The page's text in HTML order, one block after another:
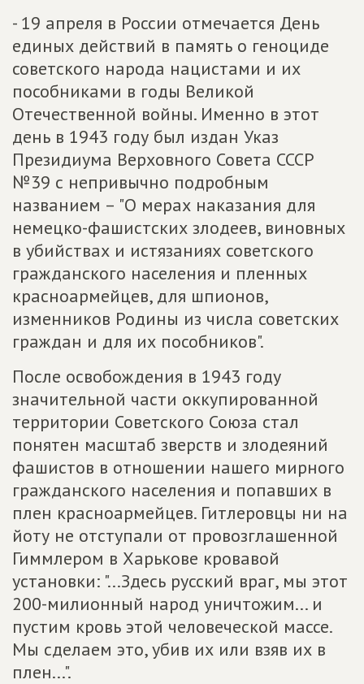
- 19 апреля в России отмечается День
единых действий в память о геноциде
советского народа нацистами и их
пособниками в годы Великой
Отечественной войны. Именно в этот
день в 1943 году был издан Указ
Президиума Верховного Совета СССР
№39 с непривычно подробным
названием – "О мерах наказания для
немецко-фашистских злодеев, виновных
в убийствах и истязаниях советского
гражданского населения и пленных
красноармейцев, для шпионов,
изменников Родины из числа советских
граждан и для их пособников".
После освобождения в 1943 году
значительной части оккупированной
территории Советского Союза стал
понятен масштаб зверств и злодеяний
фашистов в отношении нашего мирного
гражданского населения и попавших в
плен красноармейцев. Гитлеровцы ни на
йоту не отступали от провозглашенной
Гиммлером в Харькове кровавой
установки: "...Здесь русский враг, мы этот
200-милионный народ уничтожим... и
пустим кровь этой человеческой массе.
Мы сделаем это, убив их или взяв их в
плен...".